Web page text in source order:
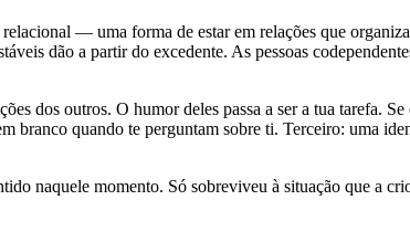
— uma forma de estar em relações que
dão a partir do excedente. As pessoas
dos outros. O humor deles passa a ser a tua tarefa.
branco quando te perguntam sobre ti. Terceiro: uma
naquele momento. Só sobreviveu à situação que a